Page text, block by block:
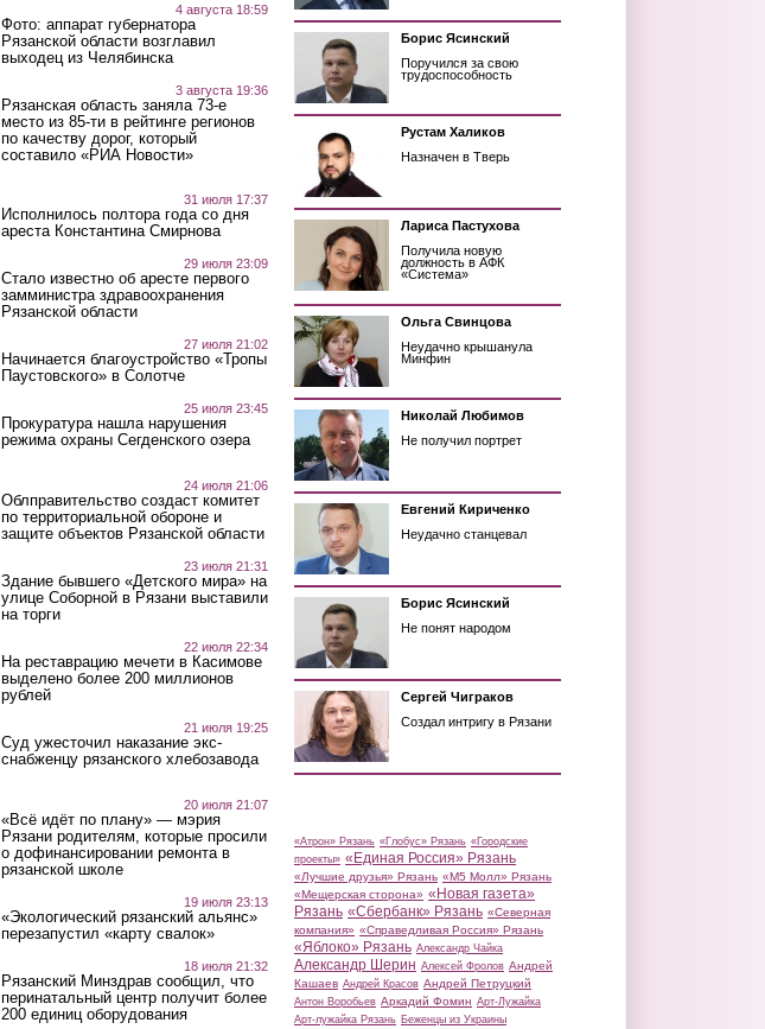
4 августа 18:59
Фото: аппарат губернатора
Рязанской области возглавил
выходец из Челябинска
3 августа 19:36
Рязанская область заняла 73-е
место из 85-ти в рейтинге регионов
по качеству дорог, который
составило «РИА Новости»
31 июля 17:37
Исполнилось полтора года со дня
ареста Константина Смирнова
29 июля 23:09
Стало известно об аресте первого
замминистра здравоохранения
Рязанской области
27 июля 21:02
Начинается благоустройство «Тропы
Паустовского» в Солотче
25 июля 23:45
Прокуратура нашла нарушения
режима охраны Сегденского озера
24 июля 21:06
Облправительство создаст комитет
по территориальной обороне и
защите объектов Рязанской области
23 июля 21:31
Здание бывшего «Детского мира» на
улице Соборной в Рязани выставили
на торги
22 июля 22:34
На реставрацию мечети в Касимове
выделено более 200 миллионов
рублей
21 июля 19:25
Суд ужесточил наказание экс-
снабженцу рязанского хлебозавода
20 июля 21:07
«Всё идёт по плану» — мэрия
Рязани родителям, которые просили
о дофинансировании ремонта в
рязанской школе
19 июля 23:13
«Экологический рязанский альянс»
перезапустил «карту свалок»
18 июля 21:32
Рязанский Минздрав сообщил, что
перинатальный центр получит более
200 единиц оборудования
Борис Ясинский
Поручился за свою
трудоспособность
Рустам Халиков
Назначен в Тверь
Лариса Пастухова
Получила новую
должность в АФК
«Система»
Ольга Свинцова
Неудачно крышанула
Минфин
Николай Любимов
Не получил портрет
Евгений Кириченко
Неудачно станцевал
Борис Ясинский
Не понят народом
Сергей Чиграков
Создал интригу в Рязани
«Атрон» Рязань «Глобус» Рязань «Городские
проекты» «Единая Россия» Рязань
«Лучшие друзья» Рязань «М5 Молл» Рязань
«Мещерская сторона» «Новая газета»
Рязань «Сбербанк» Рязань «Северная
компания» «Справедливая Россия» Рязань
«Яблоко» Рязань Александр Чайка
Александр Шерин Алексей Фролов Андрей
Кашаев Андрей Красов Андрей Петруцкий
Антон Воробьев Аркадий Фомин Арт-Лужайка
Арт-лужайка Рязань Беженцы из Украины